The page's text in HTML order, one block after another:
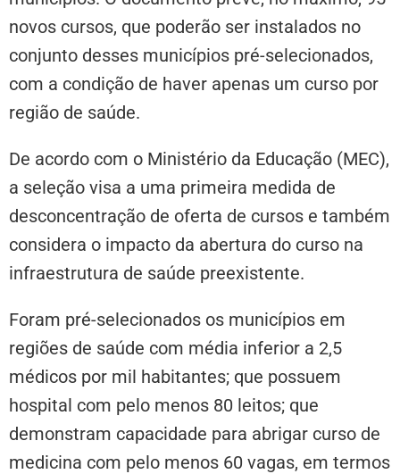
novos cursos, que poderão ser instalados no
conjunto desses municípios pré-selecionados,
com a condição de haver apenas um curso por
região de saúde.
De acordo com o Ministério da Educação (MEC),
a seleção visa a uma primeira medida de
desconcentração de oferta de cursos e também
considera o impacto da abertura do curso na
infraestrutura de saúde preexistente.
Foram pré-selecionados os municípios em
regiões de saúde com média inferior a 2,5
médicos por mil habitantes; que possuem
hospital com pelo menos 80 leitos; que
demonstram capacidade para abrigar curso de
medicina com pelo menos 60 vagas, em termos